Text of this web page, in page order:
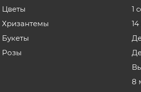
Цветы
Хризантемы
Букеты
Розы
1
8